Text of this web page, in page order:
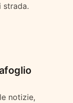
notizie,